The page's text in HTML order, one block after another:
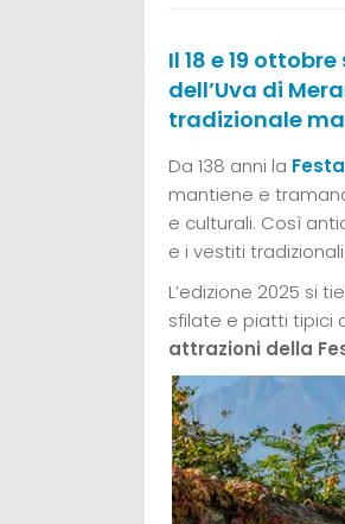
Il 18 e 19
dell’Uva di
tradizionale
Da 138 anni la
mantiene e
e culturali. Così
e i vestiti
L’edizione 2025 si
sfilate e piatti tipici
attrazioni della